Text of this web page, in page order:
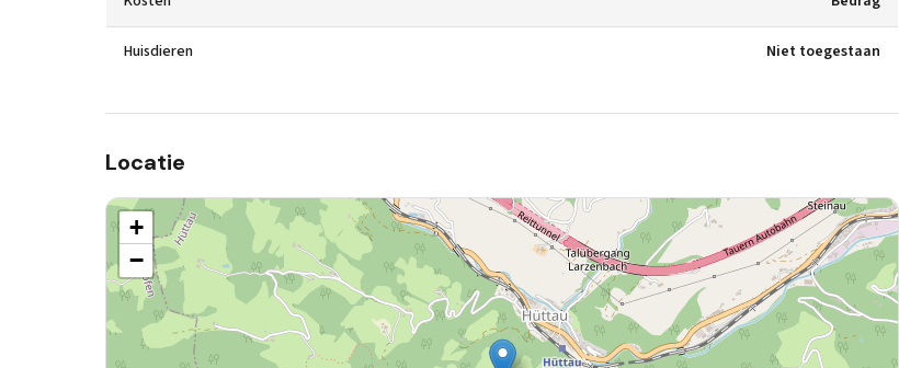
Huisdieren Niet toegestaan
Locatie
+
−